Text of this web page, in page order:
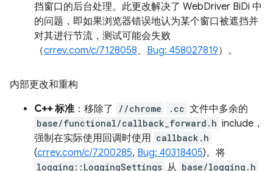
挡窗口的后台处理。此更改解决了 WebDriver BiDi 中
的问题，即如果浏览器错误地认为某个窗口被遮挡并
对其进行节流，测试可能会失败
（crrev.com/c/7128058、 Bug: 458027819）。
内部更改和重构
C++ 标准 ：移除了 //chrome .cc 文件中多余的
base/functional/callback_forward.h include，
强制在实际使用回调时使用 callback.h
(crrev.com/c/7200285, Bug: 40318405)。将
logging::LoggingSettings 从 base/logging.h